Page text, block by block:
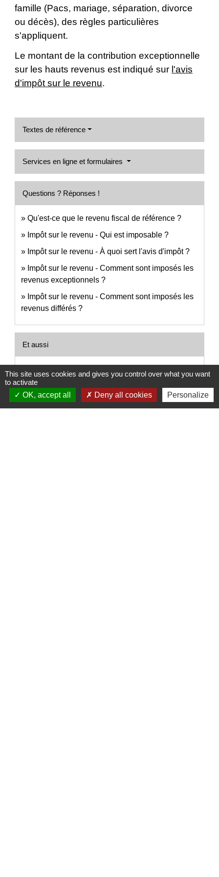
famille (Pacs, mariage, séparation, divorce
ou décès), des règles particulières
s'appliquent.
Le montant de la contribution exceptionnelle
sur les hauts revenus est indiqué sur l'avis
d'impôt sur le revenu.
Textes de référence
Services en ligne et formulaires
Questions ? Réponses !
Qu'est-ce que le revenu fiscal de référence ?
Impôt sur le revenu - Qui est imposable ?
Impôt sur le revenu - À quoi sert l'avis d'impôt ?
Impôt sur le revenu - Comment sont imposés les
revenus exceptionnels ?
Impôt sur le revenu - Comment sont imposés les
revenus différés ?
Et aussi
Impôt sur le revenu : déclaration et revenus à
déclarer
Argent - Impôts - Consommation
This site uses cookies and gives you control over what you want
to activate
OK, accept all
Deny all cookies Personalize